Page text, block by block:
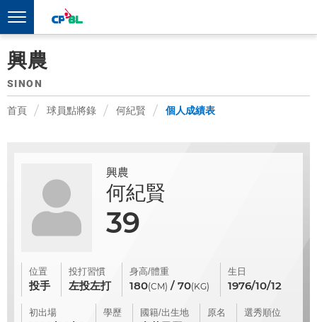
興農
SINON
首頁 球員點將錄 何紀賢 個人成績表
興農
何紀賢
39
位置
投手
投打習慣
左投左打
身高/體重
180(CM) / 70(KG)
生日
1976/10/12
初出場 學歷 國籍/出生地 原名 選秀順位